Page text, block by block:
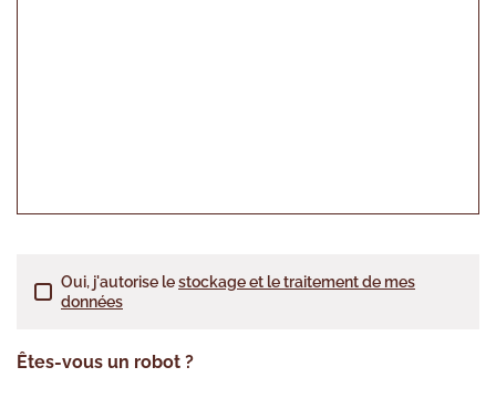
Oui, j'autorise lestockage et le traitement de mes
données
Êtes-vous un robot ?